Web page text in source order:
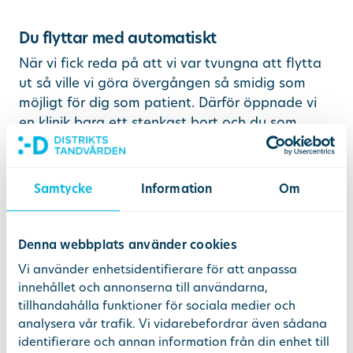
Samtycke Information Om
Denna webbplats använder cookies
Vi använder enhetsidentifierare för att anpassa
innehållet och annonserna till användarna,
tillhandahålla funktioner för sociala medier och
analysera vår trafik. Vi vidarebefordrar även sådana
identifierare och annan information från din enhet till
Du flyttar med automatiskt
När vi fick reda på att vi var tvungna att flytta
ut så ville vi göra övergången så smidig som
möjligt för dig som patient. Därför öppnade vi
en klinik bara ett stenkast bort och du som
patient följer med helt automatiskt – du behöver
Har du en tid bokad
Om du har fått en tid på Holländargatan som
ligger efter 17 maj så ska du istället komma till
kliniken på Sveavägen. Din tid finns självklart
kvar. Du träffar samma team som vanligt.
Personalen flyttar med